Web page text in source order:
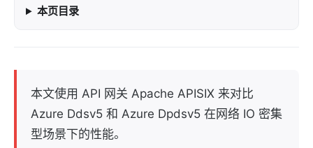
本页目录
本文使用 API 网关 Apache APISIX 来对比
Azure Ddsv5 和 Azure Dpdsv5 在网络 IO 密集
型场景下的性能。